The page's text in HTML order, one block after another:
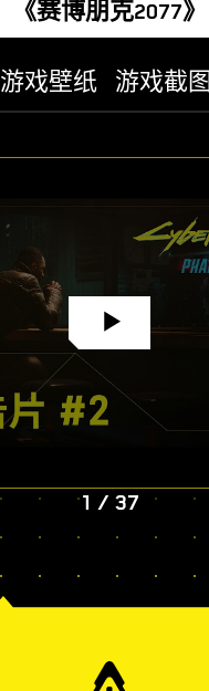
《赛博朋克2077》
游戏壁纸 游戏截图
1 / 37